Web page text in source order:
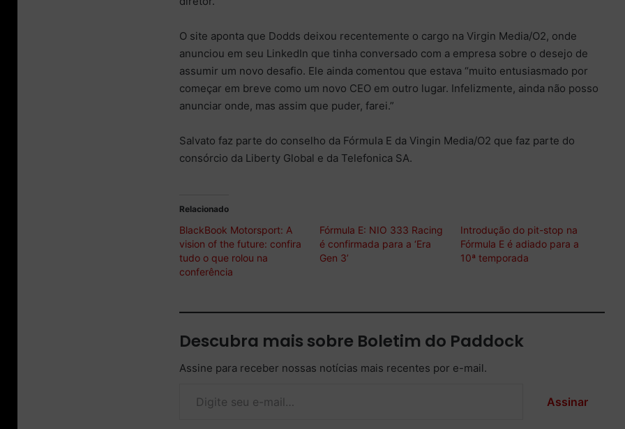
O site aponta que Dodds deixou recentemente o cargo na Virgin Media/O2, onde
anunciou em seu LinkedIn que tinha conversado com a empresa sobre o desejo de
assumir um novo desafio. Ele ainda comentou que estava “muito entusiasmado por
começar em breve como um novo CEO em outro lugar. Infelizmente, ainda não posso
anunciar onde, mas assim que puder, farei.”
Salvato faz parte do conselho da Fórmula E da Vingin Media/O2 que faz parte do
consórcio da Liberty Global e da Telefonica SA.
Relacionado
BlackBook Motorsport: A
vision of the future: confira
tudo o que rolou na
conferência
Fórmula E: NIO 333 Racing
é confirmada para a ‘Era
Gen 3’
Introdução do pit-stop na
Fórmula E é adiado para a
10ª temporada
Descubra mais sobre Boletim do Paddock
Assine para receber nossas notícias mais recentes por e-mail.
Assinar